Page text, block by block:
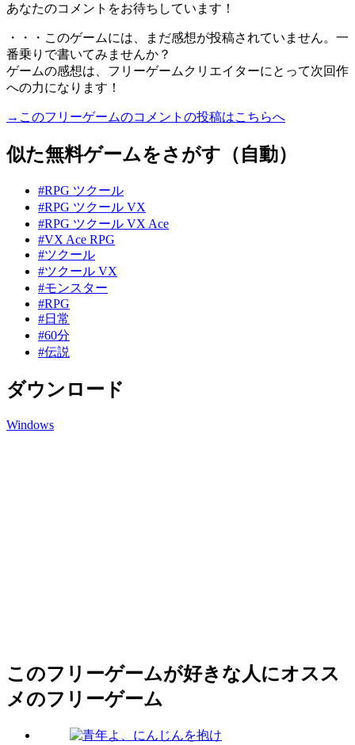
あなたのコメントをお待ちしています！
・・・このゲームには、まだ感想が投稿されていません。一
番乗りで書いてみませんか？
ゲームの感想は、フリーゲームクリエイターにとって次回作
への力になります！
→このフリーゲームのコメントの投稿はこちらへ
似た無料ゲームをさがす（自動）
#RPG ツクール
#RPG ツクール VX
#RPG ツクール VX Ace
#VX Ace RPG
#ツクール
#ツクール VX
#モンスター
#RPG
#日常
#60分
#伝説
ダウンロード
Windows
このフリーゲームが好きな人にオスス
メのフリーゲーム